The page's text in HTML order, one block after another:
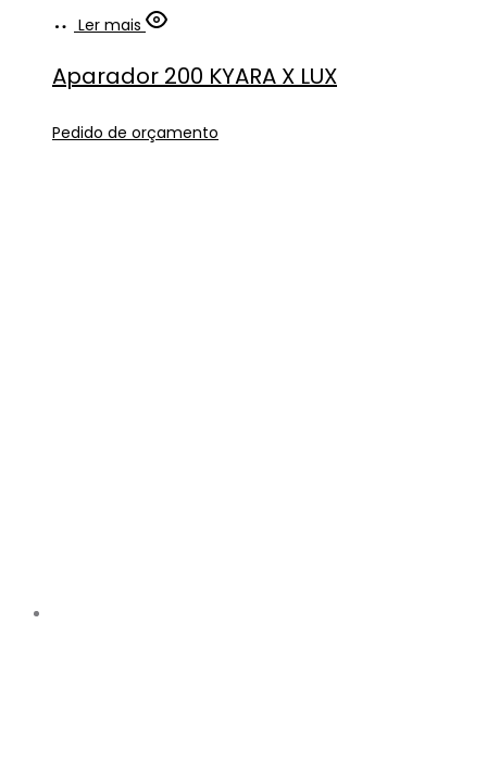
Ler mais
Aparador 200 KYARA X LUX
Pedido de orçamento